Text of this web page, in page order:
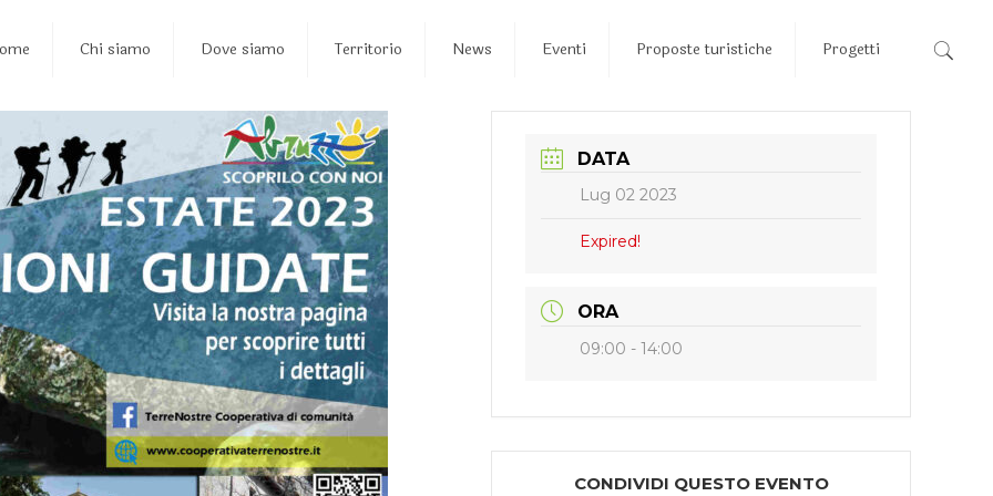
Chi siamo Dove siamo Territorio News Eventi Proposte turistiche Progetti
DATA
Lug 02 2023
Expired!
ORA
09:00 - 14:00
CONDIVIDI QUESTO EVENTO